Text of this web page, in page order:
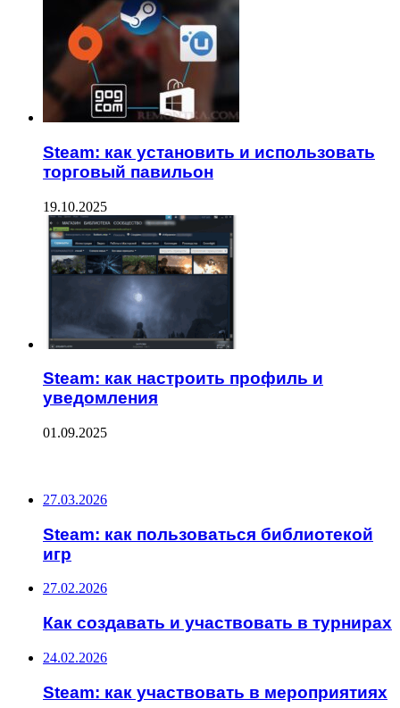
Steam: как установить и использовать
торговый павильон
19.10.2025
Steam: как настроить профиль и
уведомления
01.09.2025
27.03.2026
Steam: как пользоваться библиотекой
игр
27.02.2026
Как создавать и участвовать в турнирах
24.02.2026
Steam: как участвовать в мероприятиях